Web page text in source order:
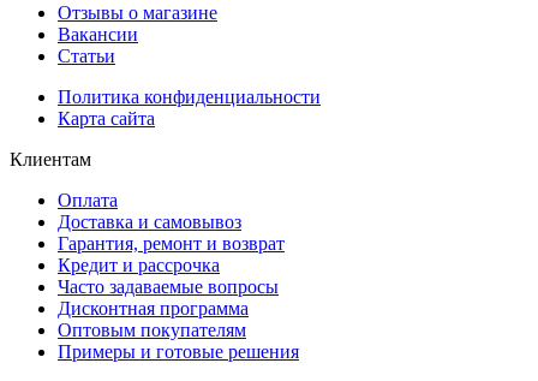
Отзывы о магазине
Вакансии
Статьи
Политика конфиденциальности
Карта сайта
Клиентам
Оплата
Доставка и самовывоз
Гарантия, ремонт и возврат
Кредит и рассрочка
Часто задаваемые вопросы
Дисконтная программа
Оптовым покупателям
Примеры и готовые решения